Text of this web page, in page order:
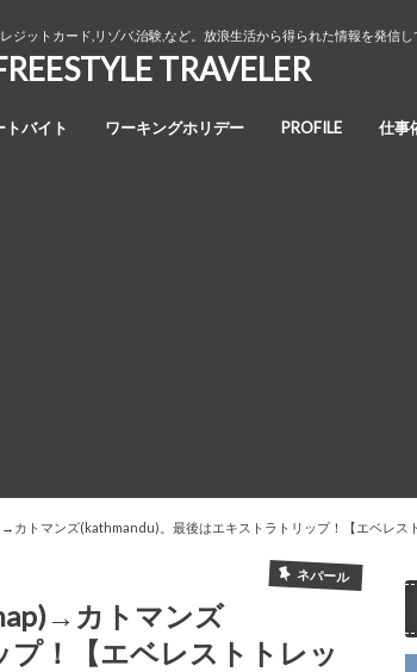
ジットカード,リゾバ,治験,など。放浪生活から得られた情報を発信
TRAVELER
トバイト ワーキングホリデー PROFILE 仕事
トマンズ(kathmandu)。最後はエキストラトリップ！【エベレス
ネパール
カトマンズ
！【エベレストトレッ